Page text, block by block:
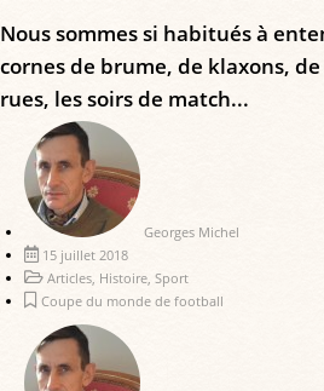
Nous sommes si habitués à
cornes de brume, de klaxons,
rues, les soirs de match...
Georges Michel
15 juillet 2018
Articles, Histoire, Sport
Coupe du monde de football